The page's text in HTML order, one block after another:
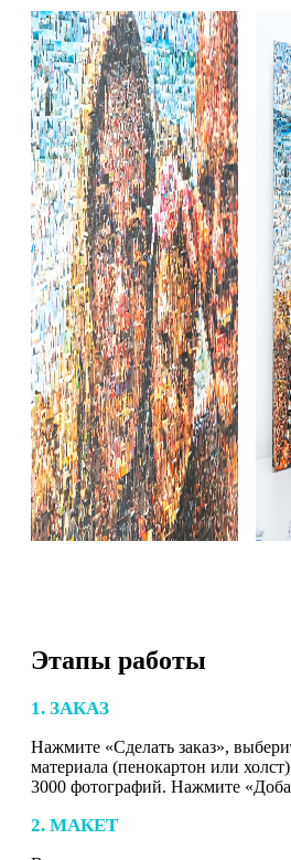
Этапы работы
1. ЗАКАЗ
Нажмите «Сделать заказ»,
материала (пенокартон или
3000 фотографий. Нажмите
2. МАКЕТ